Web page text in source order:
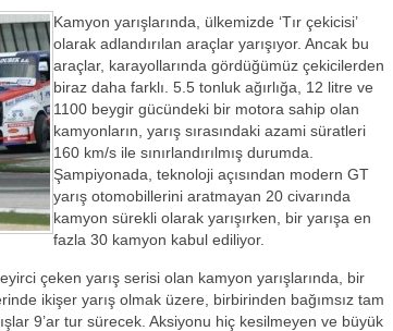
Kamyon yarışlarında, ülkemizde ‘Tır çekicisi’
olarak adlandırılan araçlar yarışıyor. Ancak bu
araçlar, karayollarında gördüğümüz çekicilerden
biraz daha farklı. 5.5 tonluk ağırlığa, 12 litre ve
1100 beygir gücündeki bir motora sahip olan
kamyonların, yarış sırasındaki azami süratleri
160 km/s ile sınırlandırılmış durumda.
Şampiyonada, teknoloji açısından modern GT
yarış otomobillerini aratmayan 20 civarında
kamyon sürekli olarak yarışırken, bir yarışa en
fazla 30 kamyon kabul ediliyor.
çeken yarış serisi olan kamyon yarışlarında, bir
ikişer yarış olmak üzere, birbirinden bağımsız tam
9’ar tur sürecek. Aksiyonu hiç kesilmeyen ve büyük